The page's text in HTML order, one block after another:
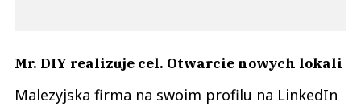
Mr. DIY realizuje cel. Otwarcie nowych lokali
Malezyjska firma na swoim profilu na LinkedIn